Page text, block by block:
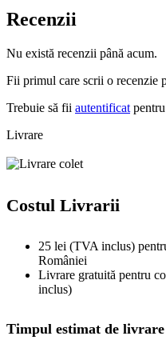
Recenzii
Nu există recenzii până acum.
Fii primul care scrii o recenzie
Trebuie să fii autentificat
Livrare
Costul Livrarii
25 lei (TVA inclus)
României
Livrare gratuită pentru
inclus)
Timpul estimat de livrare